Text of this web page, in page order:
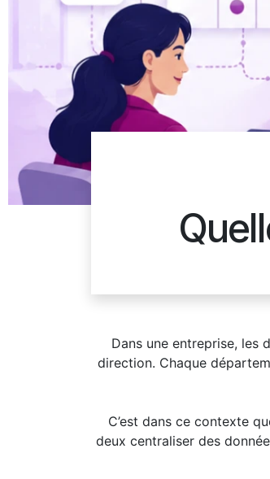
Dans une entreprise, les
direction. Chaque
C’est dans ce contexte
deux centraliser des